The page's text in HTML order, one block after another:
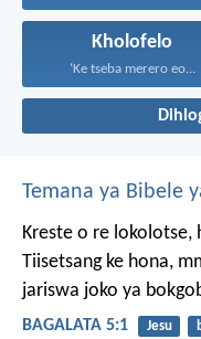
Kholofelo
‘Ke tseba merero eo...
Temana ya Bibele
Kreste o re
Tiisetsang ke hona,
jariswa joko ya
BAGALATA 5:1 Jesu